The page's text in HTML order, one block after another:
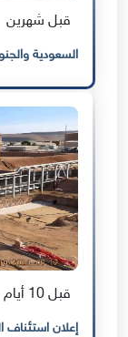
قبل شهرين
السعودية
قبل 10 أيام
إعلان استئناف